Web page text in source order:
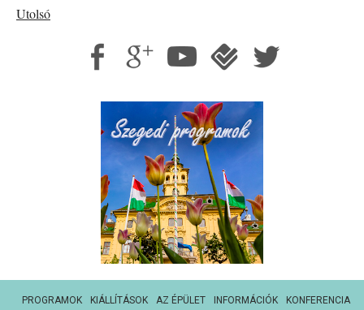
Utolsó
PROGRAMOK KIÁLLÍTÁSOK AZ ÉPÜLET INFORMÁCIÓK KONFERENCIA